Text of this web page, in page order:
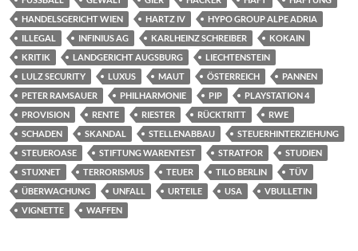
HANDELSGERICHT WIEN
HARTZ IV
HYPO GROUP ALPE ADRIA
ILLEGAL
INFINIUS AG KARLHEINZ SCHREIBER
KOKAIN
KRITIK
LANDGERICHT AUGSBURG
LIECHTENSTEIN
LULZ SECURITY
LUXUS MAUT ÖSTERREICH
PANNEN
PETER RAMSAUER
PHILHARMONIE PIP
PLAYSTATION 4
PROVISION
RENTE RIESTER RÜCKTRITT
RWE
SCHADEN
SKANDAL STELLENABBAU
STEUERHINTERZIEHUNG
STEUEROASE
STIFTUNG WARENTEST STRATFOR
STUDIEN
STUXNET
TERRORISMUS TEUER TILO BERLIN
TÜV
ÜBERWACHUNG
UNFALL URTEILE USA
VBULLETIN
VIGNETTE
WAFFEN